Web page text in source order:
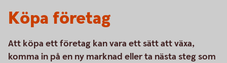
Köpa företag
Att köpa ett företag kan vara ett sätt att växa,
komma in på en ny marknad eller ta nästa steg som